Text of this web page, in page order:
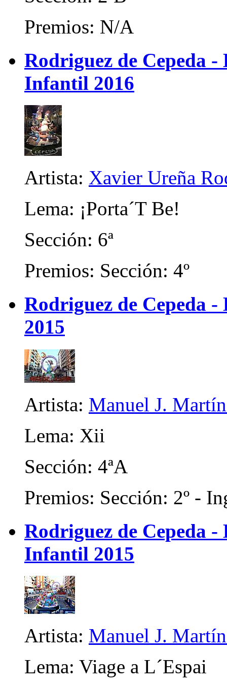
Premios: N/A
Rodriguez de Cepeda
Infantil 2016
Artista: Xavier Ureña
Lema: ¡Porta´T Be!
Sección: 6ª
Premios: Sección: 4º
Rodriguez de Cepeda
2015
Artista: Manuel J.
Lema: Xii
Sección: 4ªA
Premios: Sección: 2º -
Rodriguez de Cepeda
Infantil 2015
Artista: Manuel J.
Lema: Viage a L´Espai